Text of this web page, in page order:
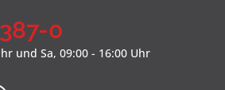
0
und Sa, 09:00 - 16:00 Uhr